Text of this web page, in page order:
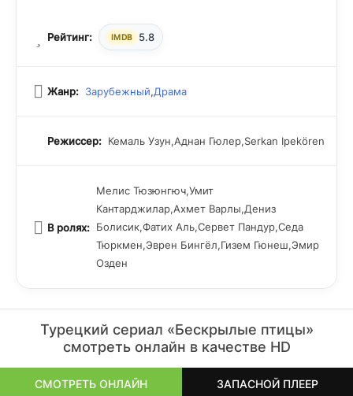
еще борется за сердце Зейнеп, которое занято
совершенно другим человеком. Кто бы мог подумать, что
возникнет такой необычный любовный треугольник в
Рейтинг: IMDB 5.8
Жанр: Зарубежный,Драма
Режиссер: Кемаль Узун,Аднан Гюлер,Serkan Ipekören
В ролях:
Мелис Тюзюнгюч,Умит
Кантарджилар,Ахмет Варлы,Дениз
Болисик,Фатих Аль,Сервет Пандур,Седа
Тюркмен,Эврен Бингёл,Гизем Гюнеш,Эмир
Озден
Турецкий сериал «Бескрылые птицы»
смотреть онлайн в качестве HD
СМОТРЕТЬ ОНЛАЙН ЗАПАСНОЙ ПЛЕЕР